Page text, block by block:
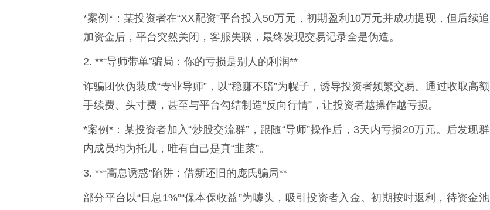
*案例*：某投资者在“XX配资”平台投入50万元，初期盈利10万元并成功提现，但后续追
加资金后，平台突然关闭，客服失联，最终发现交易记录全是伪造。
2. **“导师带单”骗局：你的亏损是别人的利润**
诈骗团伙伪装成“专业导师”，以“稳赚不赔”为幌子，诱导投资者频繁交易。通过收取高额
手续费、头寸费，甚至与平台勾结制造“反向行情”，让投资者越操作越亏损。
*案例*：某投资者加入“炒股交流群”，跟随“导师”操作后，3天内亏损20万元。后发现群
内成员均为托儿，唯有自己是真“韭菜”。
3. **“高息诱惑”陷阱：借新还旧的庞氏骗局**
部分平台以“日息1%”“保本保收益”为噱头，吸引投资者入金。初期按时返利，待资金池